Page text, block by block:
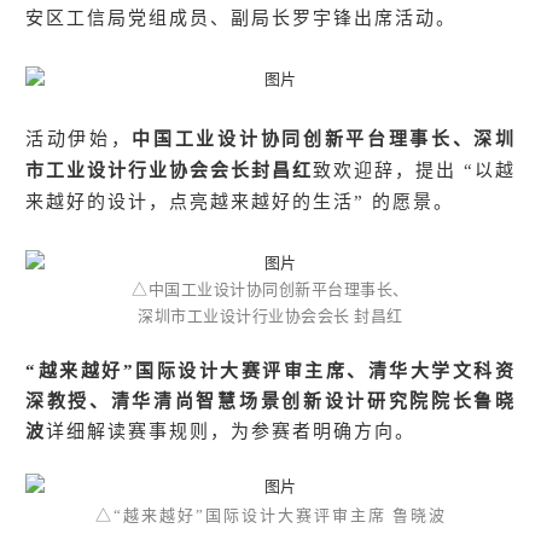
安区工信局党组成员、副局长罗宇锋出席活动。
活动伊始， 中国工业设计协同创新平台理事长、深圳
市工业设计行业协会会长封昌红致欢迎辞，提出 “以越
来越好的设计，点亮越来越好的生活” 的愿景。
△ 中国工业设计协同创新平台理事长、
深圳市工业设计行业协会会长 封昌红
“ 越来越好”国际设计大赛评审主席、清华大学文科资
深教授、清华清尚智慧场景创新设计研究院院长鲁晓
波详细解读赛事规则，为参赛者明确方向。
△ “越来越好”国际设计大赛评审主席 鲁晓波